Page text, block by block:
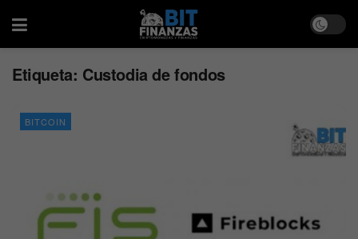
Etiqueta: Custodia de fondos
BITCOIN